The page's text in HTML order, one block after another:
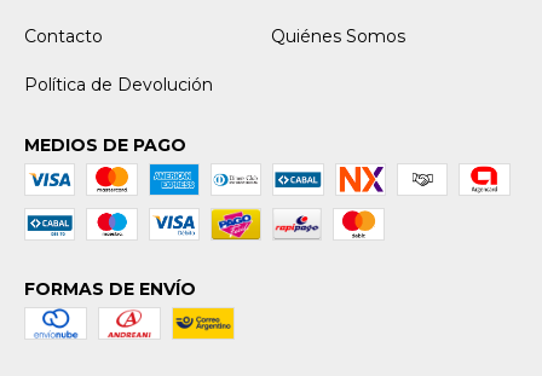
Contacto Quiénes Somos
Política de Devolución
MEDIOS DE PAGO
FORMAS DE ENVÍO